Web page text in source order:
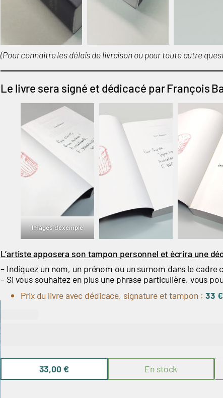
(Pour connaitre les délais de livraison ou pour toute autre
Le livre sera signé et dédicacé par François
Images d’exemple
L’artiste apposera son tampon personnel et écrira une
– Indiquez un nom, un prénom ou un surnom dans le cadre
– Si vous souhaitez en plus une phrase particulière, vous
Prix du livre avec dédicace, signature et tampon : 33 €
33,00€ En stock